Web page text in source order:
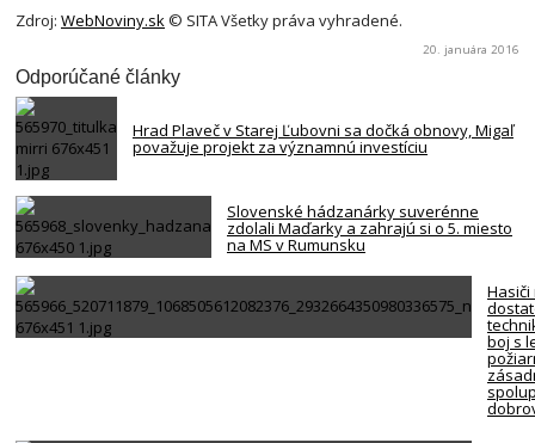
Zdroj: WebNoviny.sk © SITA Všetky práva vyhradené.
20. januára 2016
Odporúčané články
Hrad Plaveč v Starej Ľubovni sa dočká obnovy, Migaľ
považuje projekt za významnú investíciu
Slovenské hádzanárky suverénne
zdolali Maďarky a zahrajú si o 5. miesto
na MS v Rumunsku
Hasiči
boj s